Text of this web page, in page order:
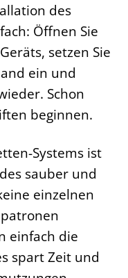
des
Öffnen Sie
setzen Sie
ein und
Schon
beginnen.
Systems ist
sauber und
einzelnen
einfach die
spart Zeit und